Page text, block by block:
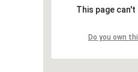
This page
Do you own